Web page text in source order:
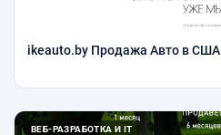
ikeauto.by Продажа Авто в США
ВЕБ-РАЗРАБОТКА И IT